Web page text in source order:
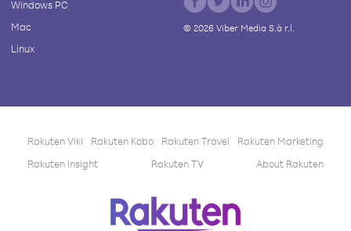
Windows PC
Mac
Linux
© 2026Viber Media S.à r.l.
Rakuten Viki Rakuten Kobo Rakuten Travel
Rakuten Marketing
Rakuten Insight
Rakuten TV About Rakuten